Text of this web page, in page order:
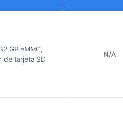
GB eMMC,
de tarjeta SD
N/A